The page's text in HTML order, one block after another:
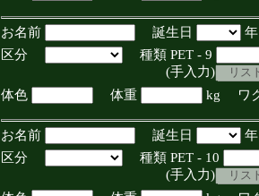
お名前 誕生日
区分
種類 PET - 9
(手入力)
体色
体重 kg ワ
お名前 誕生日
区分
種類 PET - 10
(手入力)